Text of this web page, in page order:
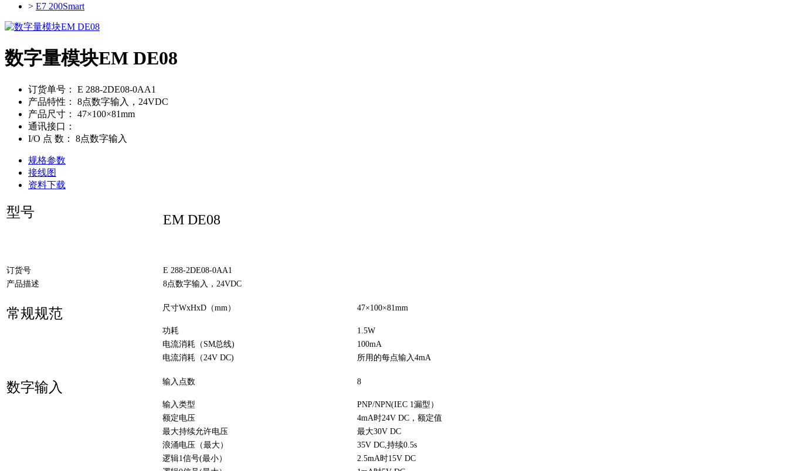
> E7 200Smart
数字量模块EM DE08
订货单号：
E 288-2DE08-0AA1
产品特性：
8点数字输入，24VDC
产品尺寸：
47×100×81mm
通讯接口：
I/O 点 数：
8点数字输入
规格参数
接线图
资料下载
型号 EM DE08
订货号
E 288-2DE08-0AA1
产品描述
8点数字输入，24VDC
常规规范 尺寸WxHxD（mm） 47×100×81mm
功耗
1.5W
电流消耗（SM总线)
100mA
电流消耗（24V DC)
所用的每点输入4mA
数字输入 输入点数 8
输入类型
PNP/NPN(IEC 1漏型）
额定电压
4mA时24V DC，额定值
最大持续允许电压
最大30V DC
浪涌电压（最大）
35V DC,持续0.5s
逻辑1信号(最小）
2.5mA时15V DC